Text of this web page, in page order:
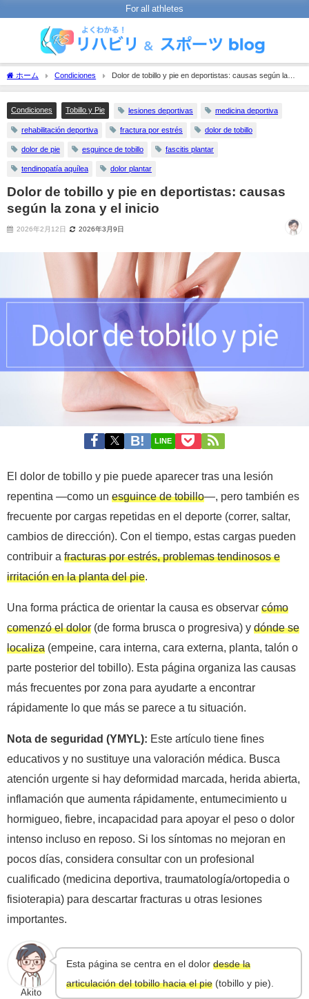
For all athletes
ホーム Condiciones
Dolor de tobillo y pie en deportistas: causas según la
zona y el inicio
Condiciones Tobillo y Pie lesiones deportivas medicina deportiva
rehabilitación deportiva fractura por estrés dolor de tobillo
dolor de pie esguince de tobillo fascitis plantar
tendinopatía aquílea dolor plantar
Dolor de tobillo y pie en deportistas: causas
según la zona y el inicio
2026年2月12日 2026年3月9日
LINE
El dolor de tobillo y pie puede aparecer tras una lesión
repentina —como un esguince de tobillo—, pero también es
frecuente por cargas repetidas en el deporte (correr, saltar,
cambios de dirección). Con el tiempo, estas cargas pueden
contribuir a fracturas por estrés, problemas tendinosos e
irritación en la planta del pie.
Una forma práctica de orientar la causa es observar cómo
comenzó el dolor (de forma brusca o progresiva) y dónde se
localiza (empeine, cara interna, cara externa, planta, talón o
parte posterior del tobillo). Esta página organiza las causas
más frecuentes por zona para ayudarte a encontrar
rápidamente lo que más se parece a tu situación.
Nota de seguridad (YMYL): Este artículo tiene fines
educativos y no sustituye una valoración médica. Busca
atención urgente si hay deformidad marcada, herida abierta,
inflamación que aumenta rápidamente, entumecimiento u
hormigueo, fiebre, incapacidad para apoyar el peso o dolor
intenso incluso en reposo. Si los síntomas no mejoran en
pocos días, considera consultar con un profesional
cualificado (medicina deportiva, traumatología/ortopedia o
fisioterapia) para descartar fracturas u otras lesiones
importantes.
Akito
Esta página se centra en el dolordesde la
articulación del tobillo hacia el pie (tobillo y pie).